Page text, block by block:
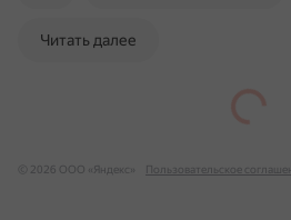
Читать далее
© 2026 ООО «Яндекс» Пользовательское